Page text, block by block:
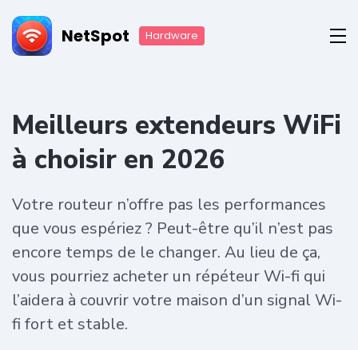
NetSpot Hardware
Meilleurs extendeurs WiFi
à choisir en 2026
Votre routeur n’offre pas les performances
que vous espériez ? Peut-être qu’il n’est pas
encore temps de le changer. Au lieu de ça,
vous pourriez acheter un répéteur Wi-fi qui
l’aidera à couvrir votre maison d’un signal Wi-
fi fort et stable.